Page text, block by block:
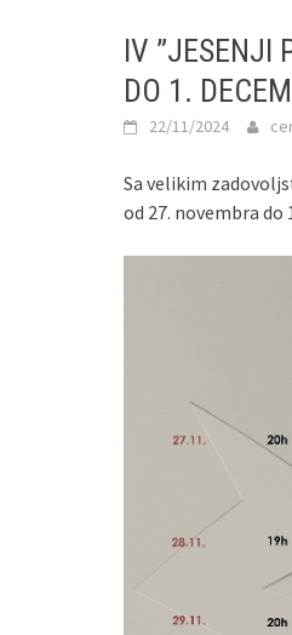
IV ”JESENJI
DO 1.
22/11/2024
Sa velikim
od 27. novembra do